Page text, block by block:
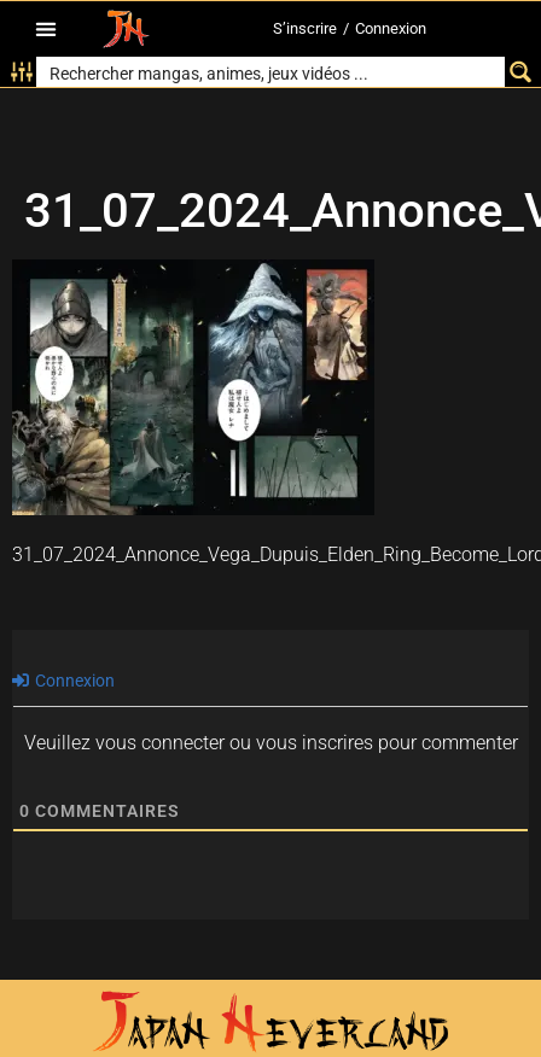
S’inscrire / Connexion
Connexion
Veuillez vous connecter ou vous inscrires pour commenter
0 COMMENTAIRES